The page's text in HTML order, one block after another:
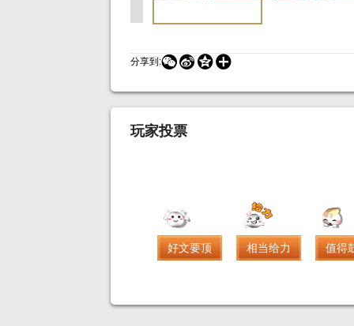
分享到: 
玩家投票
好文要顶 相当给力 值得